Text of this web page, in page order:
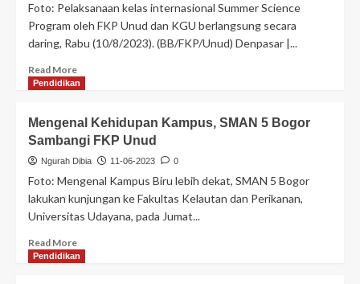
Foto: Pelaksanaan kelas internasional Summer Science
Program oleh FKP Unud dan KGU berlangsung secara
daring, Rabu (10/8/2023). (BB/FKP/Unud) Denpasar |...
Read More
Pendidikan
Mengenal Kehidupan Kampus, SMAN 5 Bogor
Sambangi FKP Unud
Ngurah Dibia 11-06-2023 0
Foto: Mengenal Kampus Biru lebih dekat, SMAN 5 Bogor
lakukan kunjungan ke Fakultas Kelautan dan Perikanan,
Universitas Udayana, pada Jumat...
Read More
Pendidikan